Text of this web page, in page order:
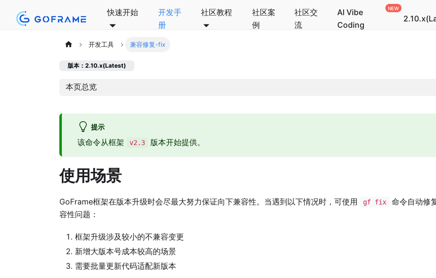
快速开始
开发手
册
社区教程
社区案
例
社区交
流
AI Vibe
Coding
开发工具 兼容修复-fix
版本：2.10.x(Latest)
本页总览
提示
该命令从框架 v2.3 版本开始提供。
使用场景
GoFrame框架在版本升级时会尽最大努力保证向下兼容性。当遇到以下情况时，可使用 gf fix
命令自动修
容性问题：
框架升级涉及较小的不兼容变更
新增大版本号成本较高的场景
需要批量更新代码适配新版本